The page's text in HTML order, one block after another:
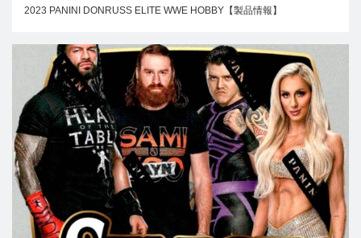
2023 PANINI DONRUSS ELITE WWE HOBBY【製品情報】